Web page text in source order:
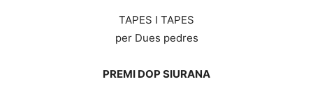
TAPES I TAPES
per Dues pedres
PREMI DOP SIURANA